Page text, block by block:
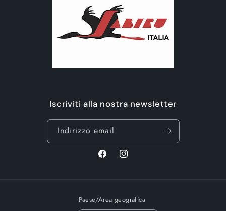
Iscriviti alla nostra newsletter
Indirizzo email
FacebookInstagram
Paese/Area geografica